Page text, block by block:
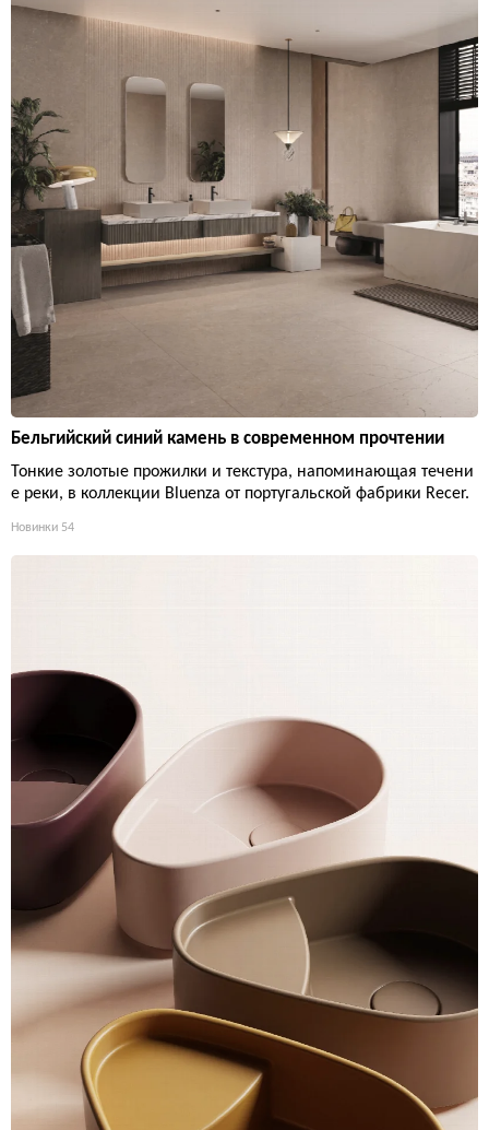
Бельгийский синий камень в современном прочтении
Тонкие золотые прожилки и текстура, напоминающая течени
е реки, в коллекции Bluenza от португальской фабрики Recer.
Новинки 54